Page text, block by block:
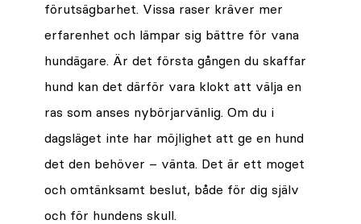
förutsägbarhet. Vissa raser kräver mer
erfarenhet och lämpar sig bättre för vana
hundägare. Är det första gången du skaffar
hund kan det därför vara klokt att välja en
ras som anses nybörjarvänlig. Om du i
dagsläget inte har möjlighet att ge en hund
det den behöver – vänta. Det är ett moget
och omtänksamt beslut, både för dig själv
och för hundens skull.